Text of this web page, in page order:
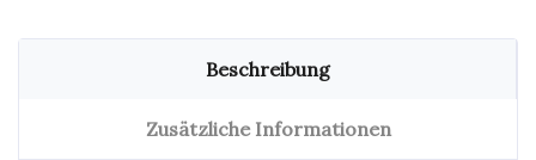
Beschreibung
Zusätzliche Informationen